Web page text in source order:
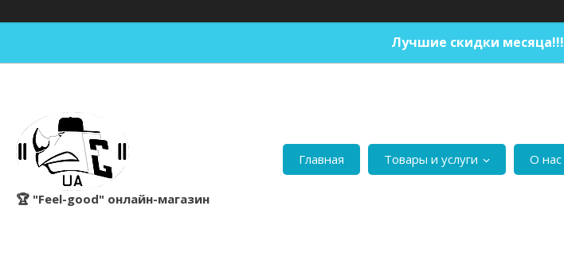
Лучшие скидки месяца!!!
🏆 "Feel-good" онлайн-магазин
Главная Товары и услуги О нас